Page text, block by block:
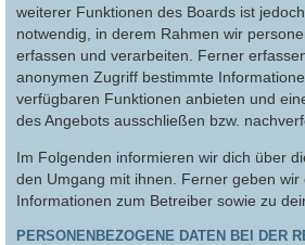
weiterer Funktionen des Boards ist
notwendig, in derem Rahmen wir
erfassen und verarbeiten. Ferner
anonymen Zugriff bestimmte
verfügbaren Funktionen anbieten und
des Angebots ausschließen bzw.
Im Folgenden informieren wir dich über
den Umgang mit ihnen. Ferner geben wir
Informationen zum Betreiber sowie zu
PERSONENBEZOGENE DATEN BEI DER